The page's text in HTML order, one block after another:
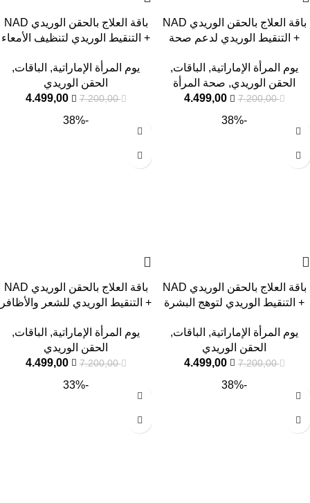
باقة العلاج بالحقن الوريدي NAD
+ التنقيط الوريدي لدعم صحة
يوم المرأة الإماراتية, الباقات,
الحقن الوريدي, صحة المرأة
7.200,00
4.499,00
باقة العلاج بالحقن الوريدي NAD
+ التنقيط الوريدي لتنظيف الأمعاء
يوم المرأة الإماراتية, الباقات,
الحقن الوريدي
7.200,00
4.499,00
-38%
باقة العلاج بالحقن الوريدي NAD
+ التنقيط الوريدي لتوهج البشرة
يوم المرأة الإماراتية, الباقات,
الحقن الوريدي
7.200,00
4.499,00
-38%
باقة العلاج بالحقن الوريدي NAD
+ التنقيط الوريدي للشعر والأظافر
يوم المرأة الإماراتية, الباقات,
الحقن الوريدي
7.200,00
4.499,00
-38%
-33%